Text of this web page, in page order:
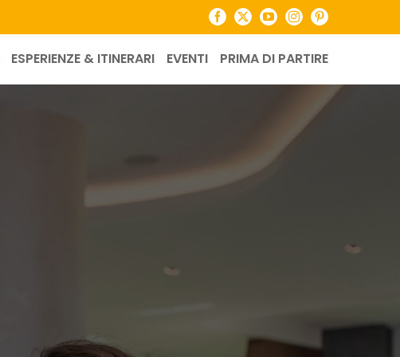
Facebook
X YouTubeInstagramPinterest
ESPERIENZE & ITINERARI EVENTI PRIMA DI PARTIRE